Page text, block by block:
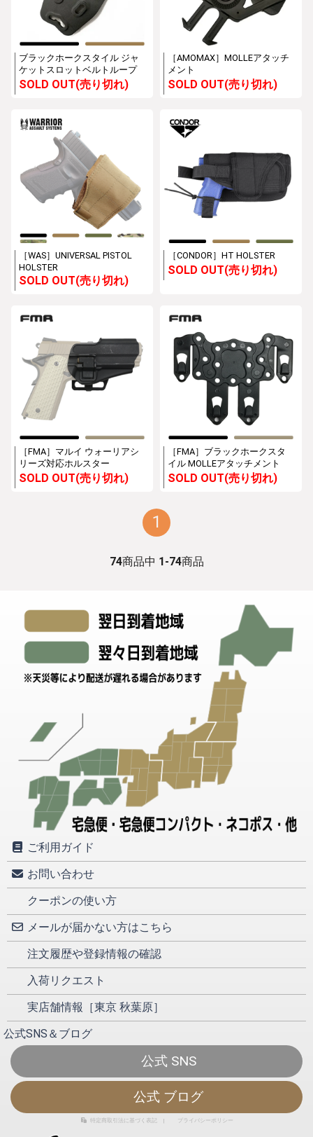
ブラックホークスタイル ジャ
ケットスロットベルトループ
SOLD OUT(売り切れ)
［AMOMAX］MOLLEアタッチ
メント
SOLD OUT(売り切れ)
［WAS］UNIVERSAL PISTOL
HOLSTER
SOLD OUT(売り切れ)
［CONDOR］HT HOLSTER
SOLD OUT(売り切れ)
［FMA］マルイ ウォーリアシ
リーズ対応ホルスター
SOLD OUT(売り切れ)
［FMA］ブラックホークスタ
イル MOLLEアタッチメント
SOLD OUT(売り切れ)
1
74商品中 1-74商品
ご利用ガイド
お問い合わせ
クーポンの使い方
メールが届かない方はこちら
注文履歴や登録情報の確認
入荷リクエスト
実店舗情報［東京 秋葉原］
公式SNS＆ブログ
公式 SNS
公式 ブログ
特定商取引法に基づく表記 | プライバシーポリシー